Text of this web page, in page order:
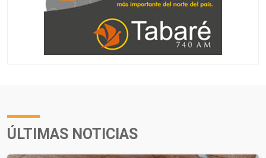
ÚLTIMAS NOTICIAS